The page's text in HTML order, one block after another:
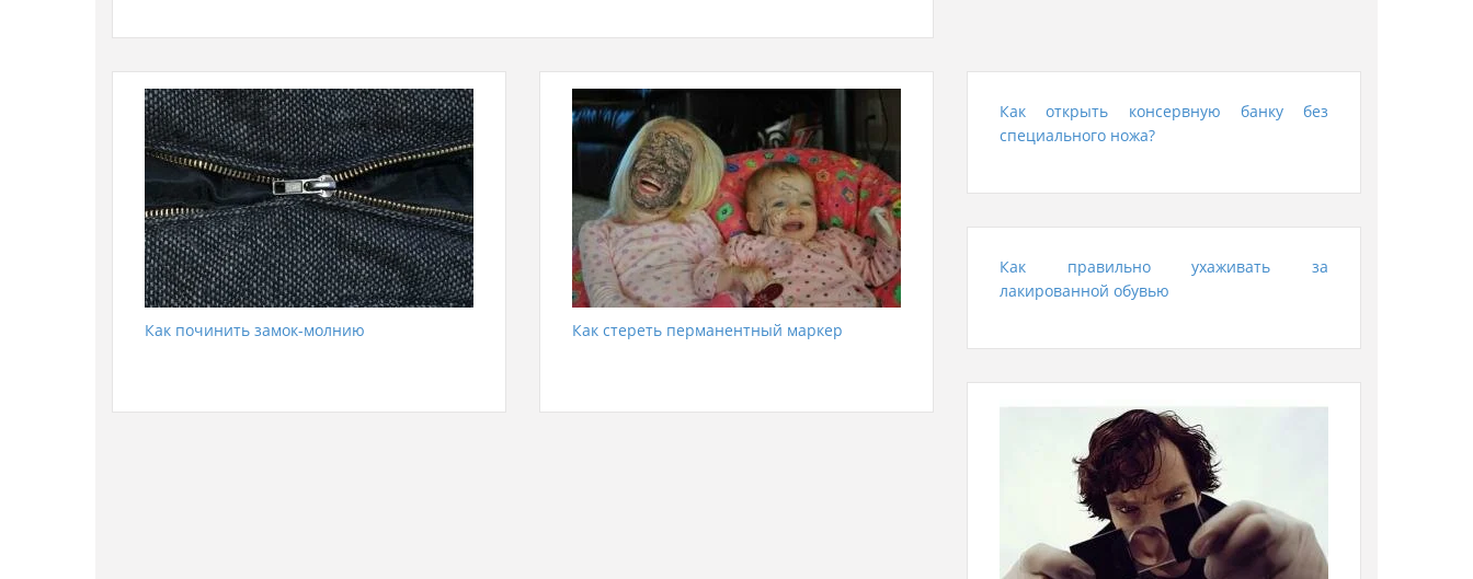
Как починить замок-молнию Как стереть перманентный маркер
Как открыть консервную банку без
специального ножа?
Как правильно ухаживать за
лакированной обувью